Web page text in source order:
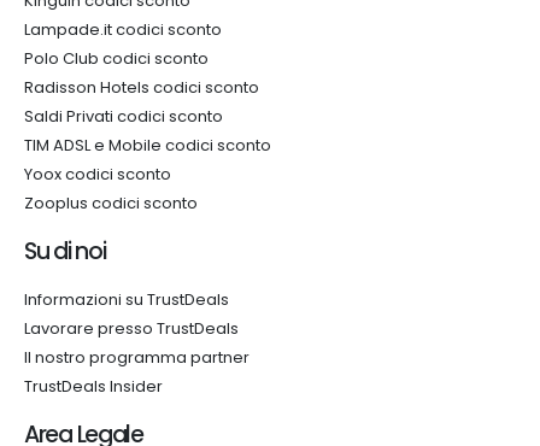
Lampade.it codici sconto
Polo Club codici sconto
Radisson Hotels codici sconto
Saldi Privati codici sconto
TIM ADSL e Mobile codici sconto
Yoox codici sconto
Zooplus codici sconto
Su di noi
Informazioni su TrustDeals
Lavorare presso TrustDeals
Il nostro programma partner
TrustDeals Insider
Area Legale